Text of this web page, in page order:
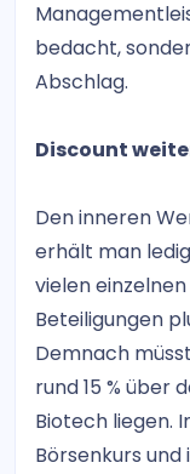
bedacht,
Abschlag.
Discount
Den inneren
erhält man
vielen
Beteiligungen
Demnach
rund 15 % über
Biotech liegen.
Börsenkurs